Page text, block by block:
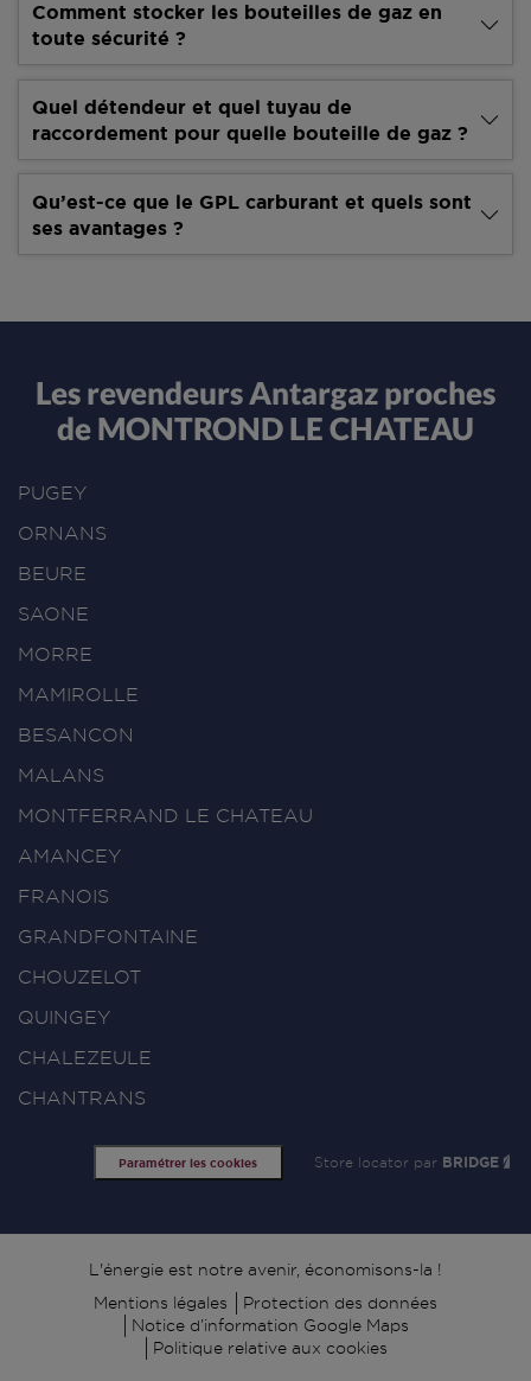
Comment stocker les bouteilles de gaz en
toute sécurité ?
Quel détendeur et quel tuyau de
raccordement pour quelle bouteille de gaz ?
Qu’est-ce que le GPL carburant et quels sont
ses avantages ?
Les revendeurs Antargaz proches
de MONTROND LE CHATEAU
PUGEY
ORNANS
BEURE
SAONE
MORRE
MAMIROLLE
BESANCON
MALANS
MONTFERRAND LE CHATEAU
AMANCEY
FRANOIS
GRANDFONTAINE
CHOUZELOT
QUINGEY
CHALEZEULE
CHANTRANS
Paramétrer les cookies Store locator par BRIDGE
Signature
L'énergie est notre avenir, économisons-la !
Mentions légales
Protection des données
Notice d’information Google Maps
Politique relative aux cookies